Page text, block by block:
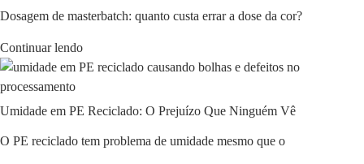
Dosagem de masterbatch: quanto custa errar a dose da cor?
Continuar lendo
Umidade em PE Reciclado: O Prejuízo Que Ninguém Vê
O PE reciclado tem problema de umidade mesmo que o